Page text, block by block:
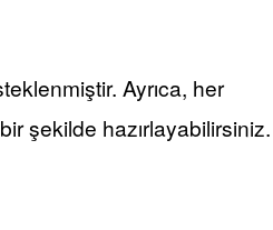
Ayrıca, her
şekilde hazırlayabilirsiniz.